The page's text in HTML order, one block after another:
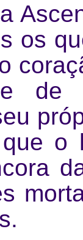
os
de
o